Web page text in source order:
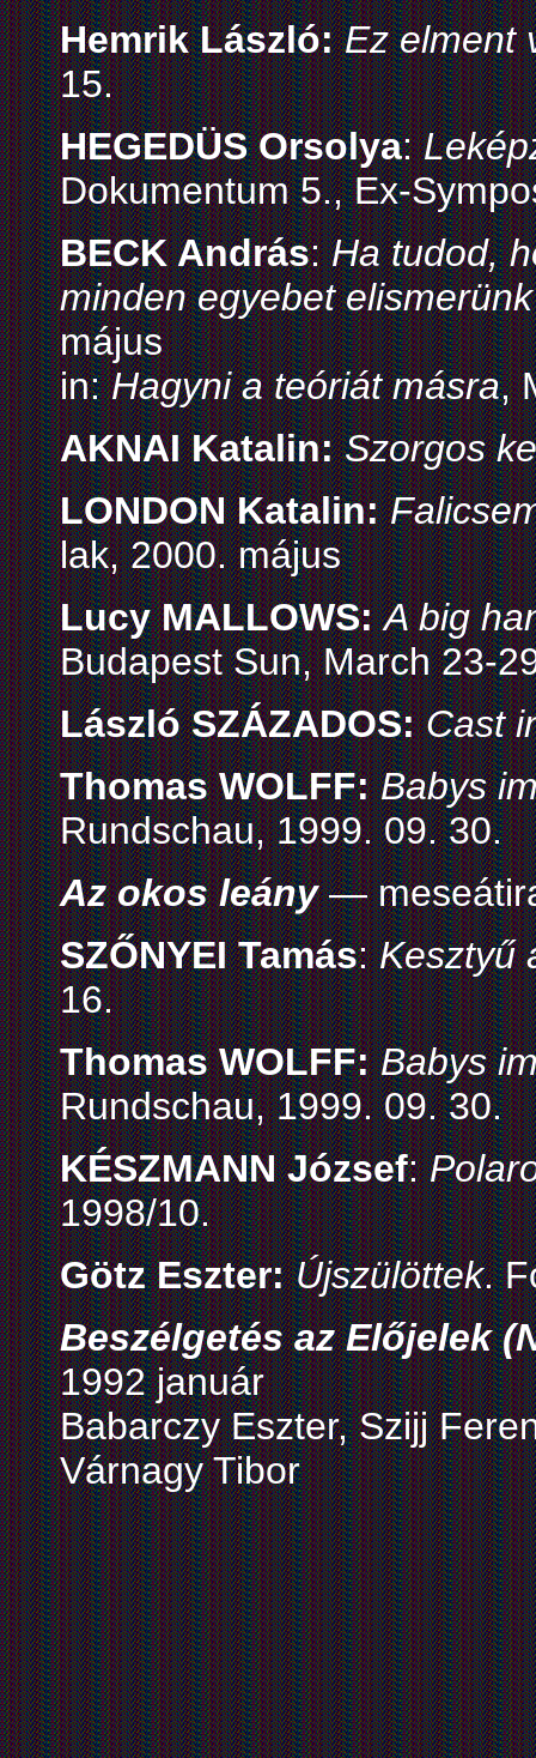
Hemrik László: Ez elment
15.
HEGEDÜS Orsolya:
Dokumentum 5., Ex-
BECK András:Ha tudod,
minden egyebet
május
in:Hagyni a teóriát másra,
AKNAI Katalin: Szorgos
LONDON Katalin:
lak, 2000. május
Lucy MALLOWS: A big
Budapest Sun, March 23-
László SZÁZADOS: Cast
Thomas WOLFF: Babys
Rundschau, 1999. 09. 30.
Az okos leány—
SZŐNYEI Tamás:Kesztyű
16.
Thomas WOLFF: Babys
Rundschau, 1999. 09. 30.
KÉSZMANN József:
1998/10.
Götz Eszter: Újszülöttek.
Beszélgetés az Előjelek
1992 január
Babarczy Eszter, Szijj
Várnagy Tibor